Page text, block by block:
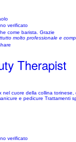
verificato
come barista. Grazie
molto professionale e
Therapist
cuore della collina
e pedicure Trattamenti
verificato